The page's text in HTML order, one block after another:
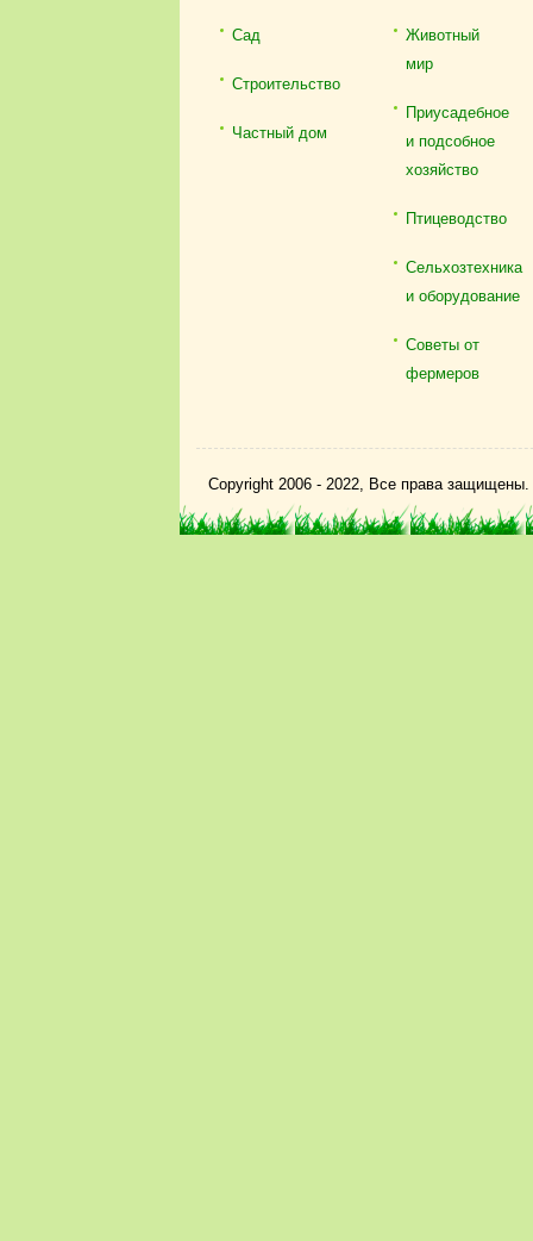
Сад
Строительство
Частный дом
Животный
мир
Приусадебное
и подсобное
хозяйство
Птицеводство
Сельхозтехника
и оборудование
Советы от
фермеров
Copyright 2006 - 2022, Все права защищены.